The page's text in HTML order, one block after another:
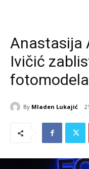
Anastasija
Ivičić
By Mladen Lukajić